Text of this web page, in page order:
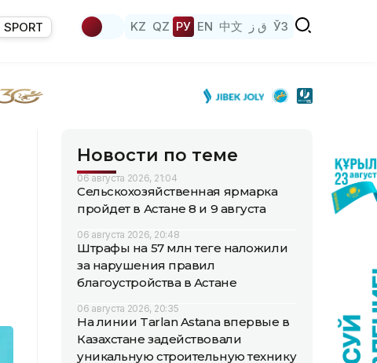
SPORT KZ QZ РУ EN 中文 ق ز ЎЗ
Новости по теме
06 августа 2026, 21:04
Сельскохозяйственная ярмарка
пройдет в Астане 8 и 9 августа
06 августа 2026, 20:48
Штрафы на 57 млн теңге наложили
за нарушения правил
благоустройства в Астане
06 августа 2026, 20:35
На линии Tarlan Astana впервые в
Казахстане задействовали
уникальную строительную технику